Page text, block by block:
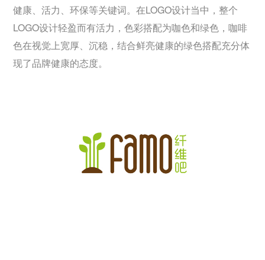
健康、活力、环保等关键词。在LOGO设计当中，整个
LOGO设计轻盈而有活力，色彩搭配为咖色和绿色，咖啡
色在视觉上宽厚、沉稳，结合鲜亮健康的绿色搭配充分体
现了品牌健康的态度。